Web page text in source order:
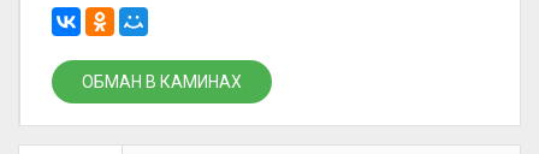
ОБМАН В КАМИНАХ